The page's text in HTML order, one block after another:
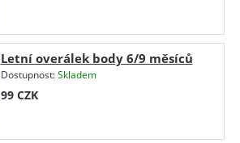
Letní overálek body 6/9 měsíců
Dostupnost:Skladem
99 CZK